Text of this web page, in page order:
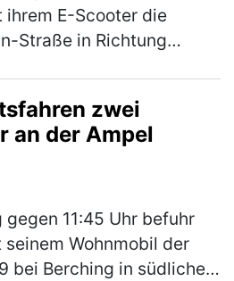
E-Scooter die
Straße in Richtung
zwei
an der Ampel
11:45 Uhr befuhr
Wohnmobil der
bei Berching in südliche